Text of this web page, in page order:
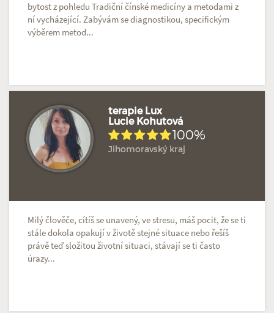
bytost z pohledu Tradiční čínské medicíny a metodami z
ní vycházející. Zabývám se diagnostikou, specifickým
výběrem metod...
terapie Lux
Lucie Kohutová
100%
Jihomoravský kraj
Milý člověče, cítíš se unavený, ve stresu, máš pocit, že se ti
stále dokola opakují v životě stejné situace nebo řešíš
právě teď složitou životní situaci, stávají se ti často
úrazy...
Hodnoceno: 1× Profil terapeuta